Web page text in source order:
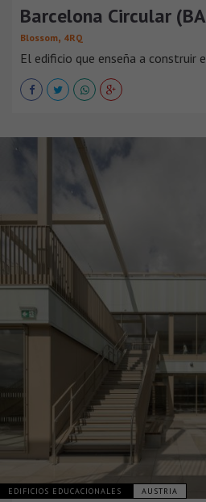
Barcelona Circular
Blossom, 4RQ
El edificio que enseña a
EDIFICIOS EDUCACIONALES AUSTRIA